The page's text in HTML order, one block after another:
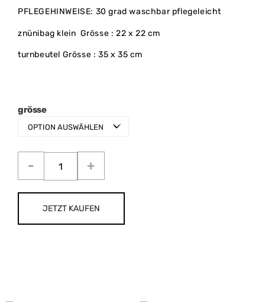
PFLEGEHINWEISE: 30 grad waschbar pflegeleicht
znünibag klein Grösse : 22 x 22 cm
turnbeutel Grösse : 35 x 35 cm
grösse
JETZT KAUFEN